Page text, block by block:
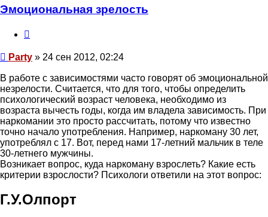
Эмоциональная зрелость
Сообщение
Party » 24 сен 2012, 02:24
В работе с зависимостями часто говорят об эмоциональной
незрелости. Считается, что для того, чтобы определить
психологический возраст человека, необходимо из
возраста вычесть годы, когда им владела зависимость. При
наркомании это просто рассчитать, потому что известно
точно начало употребления. Например, наркоману 30 лет,
употреблял с 17. Вот, перед нами 17-летний мальчик в теле
30-летнего мужчины.
Возникает вопрос, куда наркоману взрослеть? Какие есть
критерии взрослости? Психологи ответили на этот вопрос:
Г.У.Олпорт